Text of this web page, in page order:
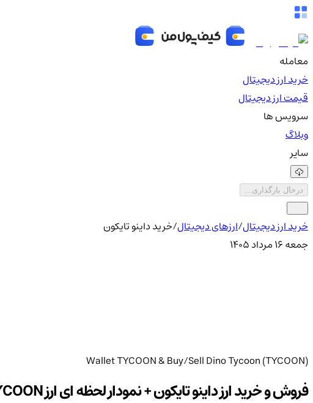
معامله
خرید ارز دیجیتال
قیمت ارز دیجیتال
سرویس ها
وبلاگ
سایر
درحال بارگذاری...
خرید ارز دیجیتال/ارزهای دیجیتال/خرید داینو تایکون
جمعه ۱۶ مرداد ۱۴۰۵
Wallet TYCOON & Buy/Sell Dino Tycoon (TYCOON)
فروش و خرید ارز داینو تایکون + نمودار لحظه ای ارز TYCOON